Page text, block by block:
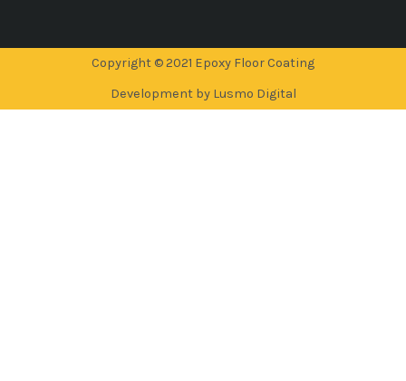
Copyright © 2021 Epoxy Floor Coating
Development by Lusmo Digital